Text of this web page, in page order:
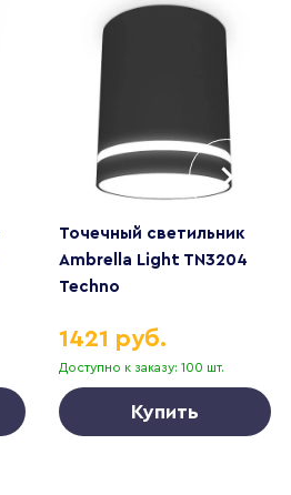
Точечный светильник
Ambrella Light TN3204
Techno
Доступно к заказу: 100 шт.
1421 руб.
Купить